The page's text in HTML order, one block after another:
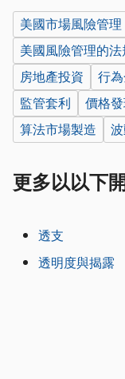
美國市場風險管理
美國風險管理的
房地產投資
行
監管套利
價格
算法市場製造
更多以以下
透支
透明度與揭露